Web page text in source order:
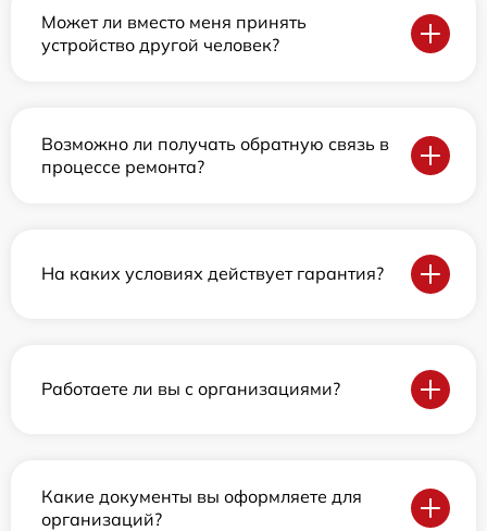
Может ли вместо меня принять
устройство другой человек?
Возможно ли получать обратную связь в
процессе ремонта?
На каких условиях действует гарантия?
Работаете ли вы с организациями?
Какие документы вы оформляете для
организаций?